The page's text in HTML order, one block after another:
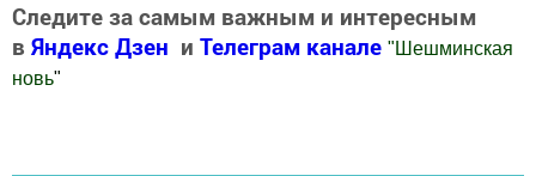
Следите за самым важным и интересным
в Яндекс Дзен и Телеграм канале " Шешминская
новь"